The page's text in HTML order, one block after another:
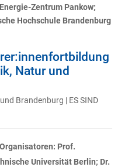
Zentrum Pankow;
Hochschule Brandenburg
Natur und
Brandenburg | ES SIND
Organisatoren: Prof.
Universität Berlin; Dr.